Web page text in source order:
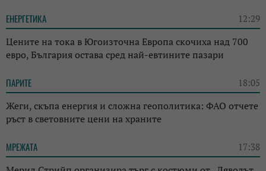
ЕНЕРГЕТИКА 12:29
Цените на тока в Югоизточна Европа скочиха над 700
евро, България остава сред най-евтините пазари
ПАРИТЕ 18:05
Жеги, скъпа енергия и сложна геополитика: ФАО отчете
ръст в световните цени на храните
МРЕЖАТА 17:38